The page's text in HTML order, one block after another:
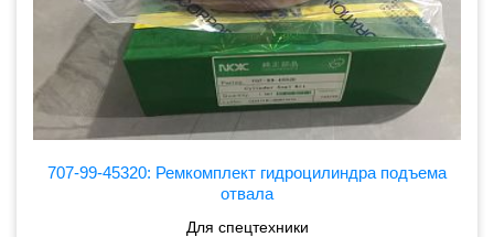
707-99-45320: Ремкомплект гидроцилиндра подъема
отвала
Для спецтехники